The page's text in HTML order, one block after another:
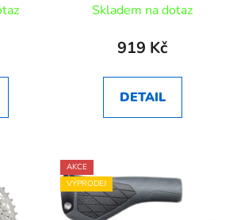
Skladem na dotaz
919 Kč
DETAIL
AKCE
VÝPRODEJ